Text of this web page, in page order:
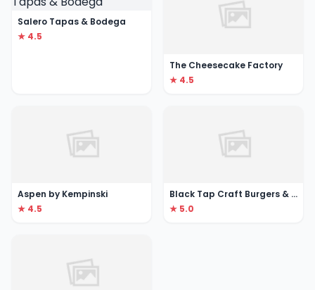
Salero Tapas & Bodega
★ 4.5
The Cheesecake Factory
★ 4.5
Aspen by Kempinski
★ 4.5
Black Tap Craft Burgers & Shakes Mall of the Emirates
★ 5.0